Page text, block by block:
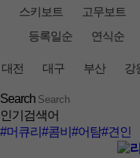
스키보트 고무보트
등록일순
연식순
대전 대구 부산 강
Search
인기검색어
#머큐리 #콤비 #어탐#견인